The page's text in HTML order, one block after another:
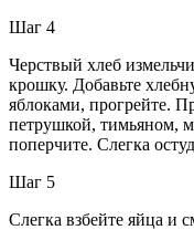
Шаг 4
Черствый хлеб
крошку. Добавьте
яблоками, прогрейте.
петрушкой, тимьяном,
поперчите. Слегка
Шаг 5
Слегка взбейте яйца и